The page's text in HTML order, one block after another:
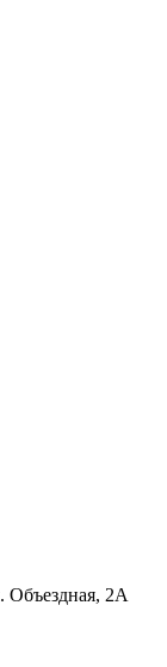
Объездная, 2А